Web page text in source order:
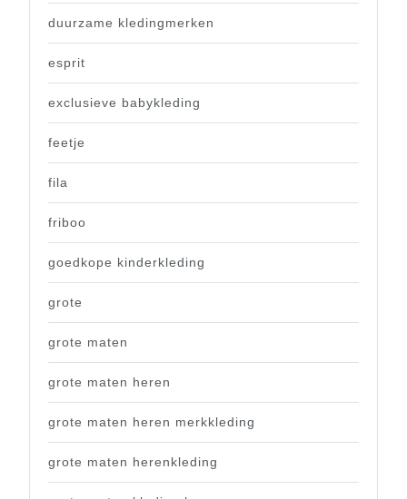
duurzame kledingmerken
esprit
exclusieve babykleding
feetje
fila
friboo
goedkope kinderkleding
grote
grote maten
grote maten heren
grote maten heren merkkleding
grote maten herenkleding